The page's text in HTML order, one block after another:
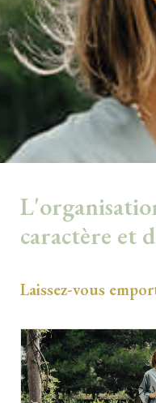
caractère et
Laissez-vous